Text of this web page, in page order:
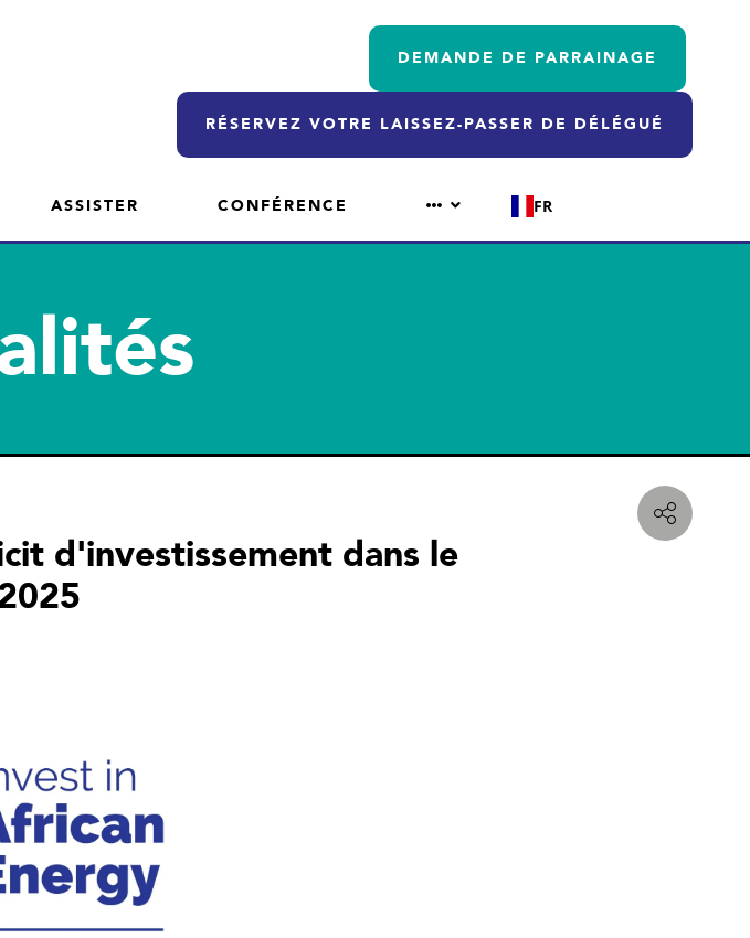
DEMANDE DE PARRAINAGE
RÉSERVEZ VOTRE LAISSEZ-PASSER DE DÉLÉGUÉ
ASSISTER CONFÉRENCE FR
d'investissement dans le